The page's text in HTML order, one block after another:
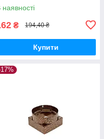
наявності
₴ 194,40 ₴
Купити